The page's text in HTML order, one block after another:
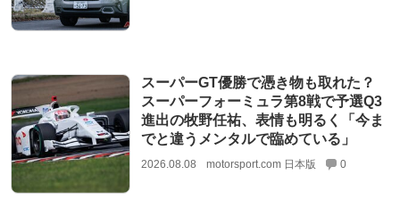
スーパーGT優勝で憑き物も取れた？
スーパーフォーミュラ第8戦で予選Q3
進出の牧野任祐、表情も明るく「今ま
でと違うメンタルで臨めている」
2026.08.08 motorsport.com 日本版 0